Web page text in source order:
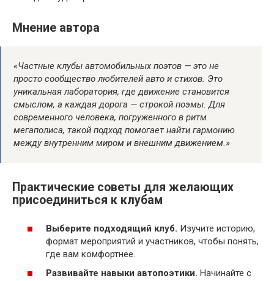
Мнение автора
«Частные клубы автомобильных поэтов — это не
просто сообщество любителей авто и стихов. Это
уникальная лаборатория, где движение становится
смыслом, а каждая дорога — строкой поэмы. Для
современного человека, погруженного в ритм
мегаполиса, такой подход помогает найти гармонию
между внутренним миром и внешним движением.»
Практические советы для желающих
присоединиться к клубам
Выберите подходящий клуб. Изучите историю,
формат мероприятий и участников, чтобы понять,
где вам комфортнее.
Развивайте навыки автопоэтики. Начинайте с